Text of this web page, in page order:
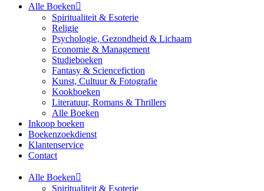
Alle Boeken
Spiritualiteit & Esoterie
Religie
Psychologie, Gezondheid & Lichaam
Economie & Management
Studieboeken
Fantasy & Sciencefiction
Kunst, Cultuur & Fotografie
Kookboeken
Literatuur, Romans & Thrillers
Alle Boeken
Inkoop boeken
Boekenzoekdienst
Klantenservice
Contact
Alle Boeken
Spiritualiteit & Esoterie